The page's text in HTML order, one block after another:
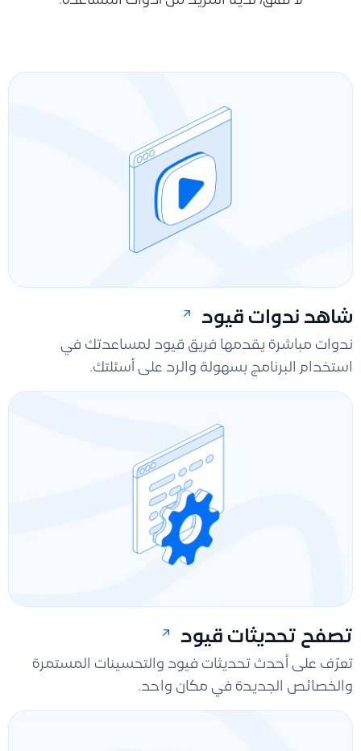
شاهد ندوات قيود
ندوات مباشرة يقدمها فريق قيود لمساعدتك في
استخدام البرنامج بسهولة والرد على أسئلتك.
تصفح تحديثات قيود
تعرّف على أحدث تحديثات فيود والتحسينات المستمرة
والخصائص الجديدة في مكان واحد.